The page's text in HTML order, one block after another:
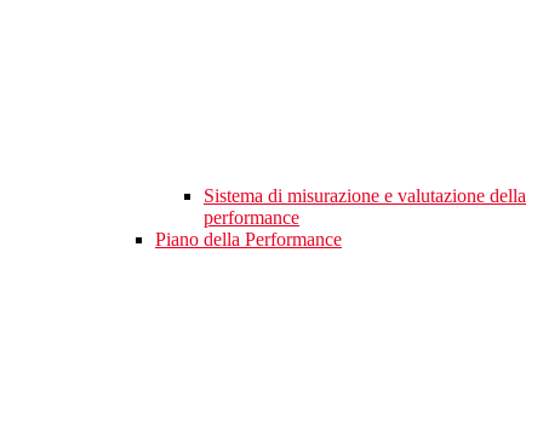
Sistema di misurazione e valutazione della
performance
Piano della Performance